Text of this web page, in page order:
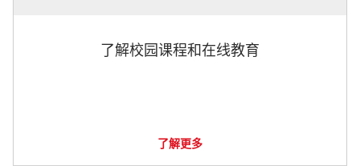
了解校园课程和在线教育
了解更多